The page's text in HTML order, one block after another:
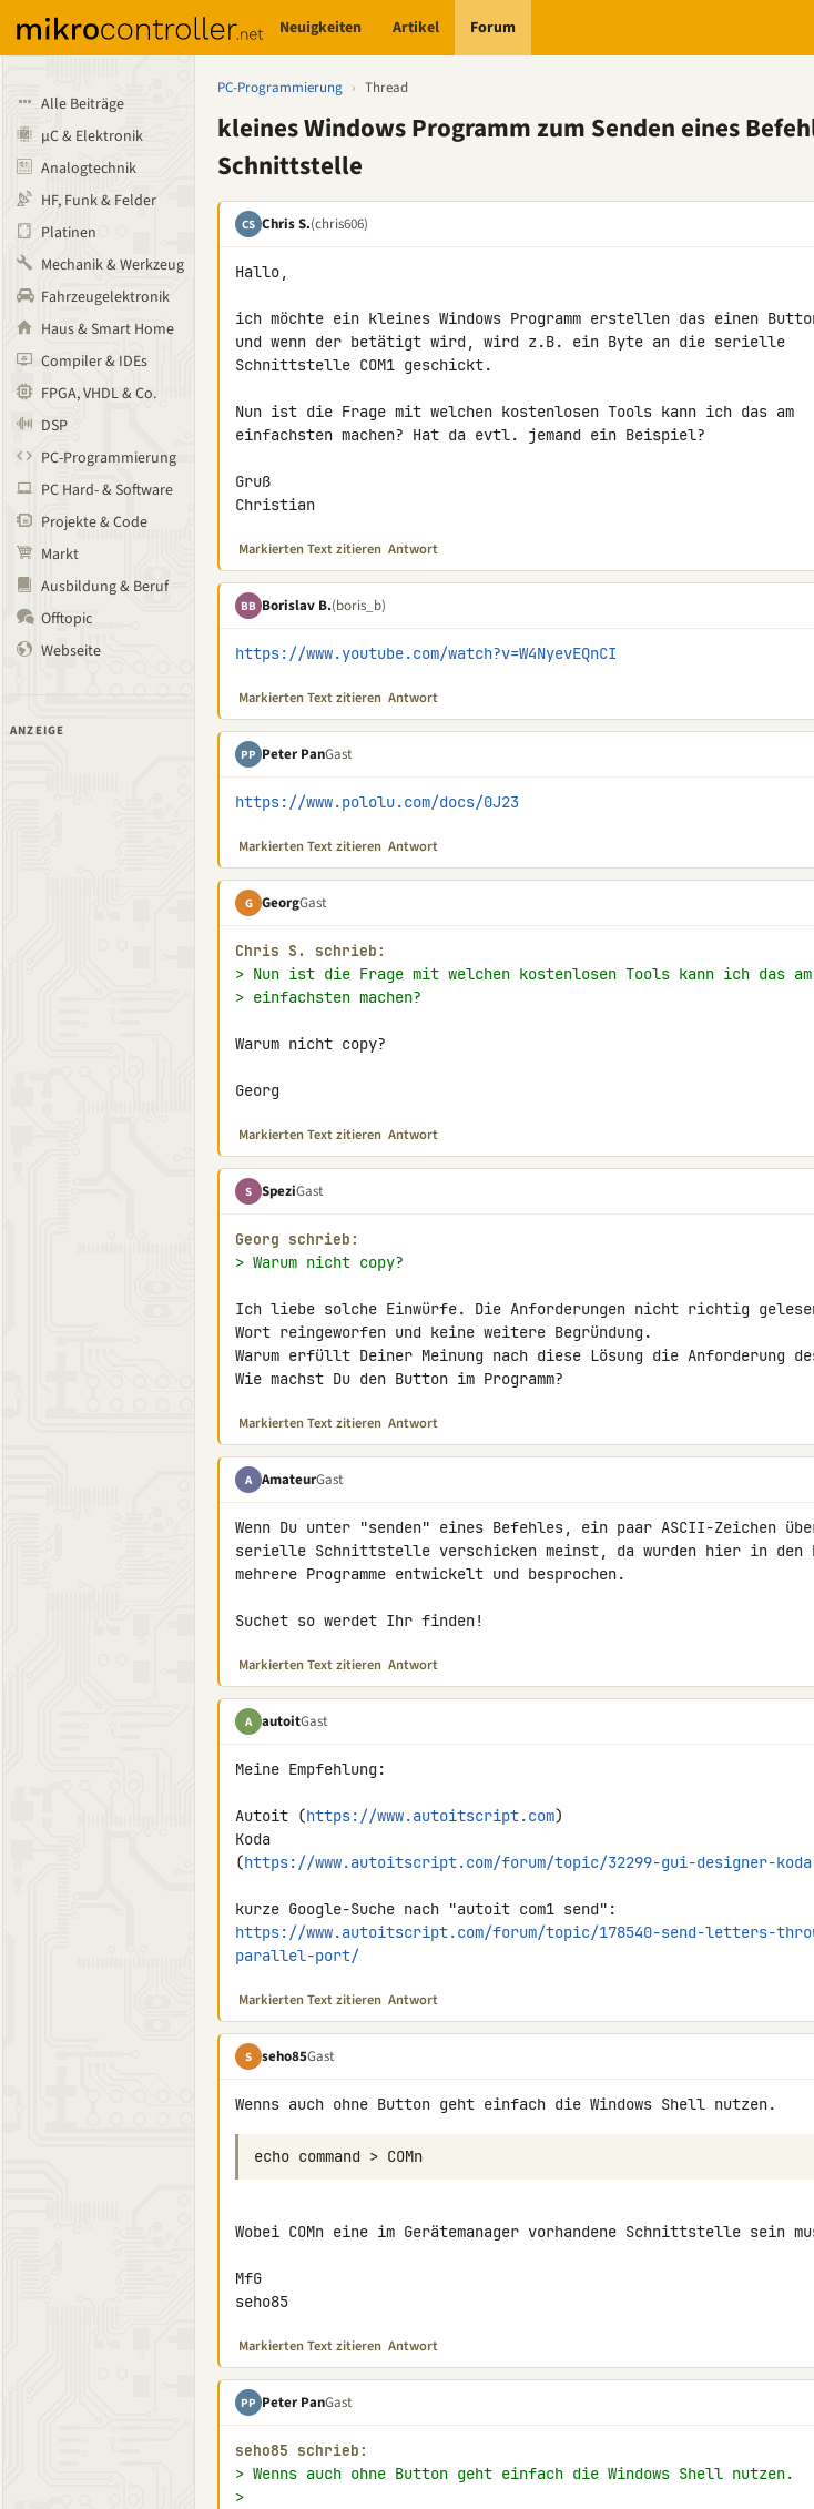
Neuigkeiten Artikel Forum
Alle Beiträge
µC & Elektronik
Analogtechnik
HF, Funk & Felder
Platinen
Mechanik & Werkzeug
Fahrzeugelektronik
Haus & Smart Home
Compiler & IDEs
FPGA, VHDL & Co.
DSP
PC-Programmierung
PC Hard- & Software
Projekte & Code
Markt
Ausbildung & Beruf
Offtopic
Webseite
ANZEIGE
PC-Programmierung › Thread
kleines Windows Programm zum Senden eines
Schnittstelle
CS Chris S.(chris606)
Hallo,
ich möchte ein kleines Windows Programm erstellen das einen
und wenn der betätigt wird, wird z.B. ein Byte an die serielle
Schnittstelle COM1 geschickt.
Nun ist die Frage mit welchen kostenlosen Tools kann ich das am
einfachsten machen? Hat da evtl. jemand ein Beispiel?
Gruß
Christian
Markierten Text zitieren Antwort
BB Borislav B.(boris_b)
https://www.youtube.com/watch?v=W4NyevEQnCI
Markierten Text zitieren Antwort
PP Peter PanGast
https://www.pololu.com/docs/0J23
Markierten Text zitieren Antwort
G GeorgGast
Chris S. schrieb:
> Nun ist die Frage mit welchen kostenlosen Tools kann ich das am
> einfachsten machen?
Warum nicht copy?
Georg
Markierten Text zitieren Antwort
S SpeziGast
Georg schrieb:
> Warum nicht copy?
Ich liebe solche Einwürfe. Die Anforderungen nicht richtig
Wort reingeworfen und keine weitere Begründung.
Warum erfüllt Deiner Meinung nach diese Lösung die Anforderung
Wie machst Du den Button im Programm?
Markierten Text zitieren Antwort
A AmateurGast
Wenn Du unter "senden" eines Befehles, ein paar ASCII-Zeichen
serielle Schnittstelle verschicken meinst, da wurden hier in den
mehrere Programme entwickelt und besprochen.
Suchet so werdet Ihr finden!
Markierten Text zitieren Antwort
A autoitGast
Meine Empfehlung:
Autoit (https://www.autoitscript.com)
Koda
(https://www.autoitscript.com/forum/topic/32299-gui-designer-
https://www.autoitscript.com/forum/topic/178540-send-letters-
parallel-port/
Markierten Text zitieren Antwort
S seho85Gast
Wobei COMn eine im Gerätemanager vorhandene Schnittstelle sein
MfG
seho85
Markierten Text zitieren Antwort
PP Peter PanGast
seho85 schrieb:
> Wenns auch ohne Button geht einfach die Windows Shell nutzen.
>